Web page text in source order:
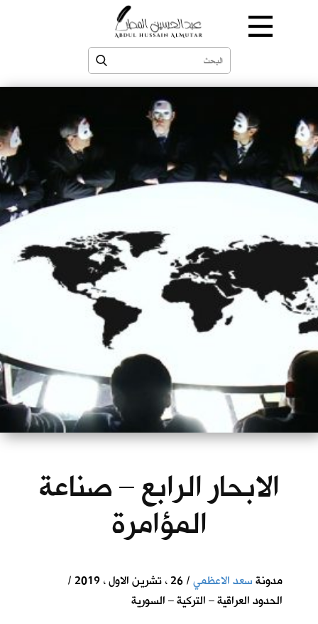
الابحار الرابع – صناعة
المؤامرة
مدونةسعد الاعظمي
/ 26 ، تشرين الاول ، 2019 /
الحدود العراقية – التركية – السورية